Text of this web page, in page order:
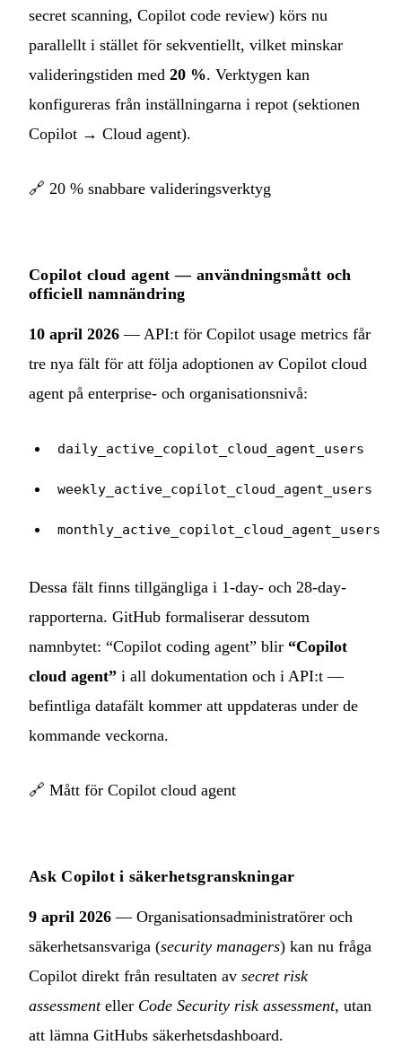
secret scanning, Copilot code review) körs nu
parallellt i stället för sekventiellt, vilket minskar
valideringstiden med 20 %. Verktygen kan
konfigureras från inställningarna i repot (sektionen
Copilot → Cloud agent).
🔗 20 % snabbare valideringsverktyg
Copilot cloud agent — användningsmått och
officiell namnändring
10 april 2026 — API:t för Copilot usage metrics får
tre nya fält för att följa adoptionen av Copilot cloud
agent på enterprise- och organisationsnivå:
daily_active_copilot_cloud_agent_users
weekly_active_copilot_cloud_agent_users
monthly_active_copilot_cloud_agent_users
Dessa fält finns tillgängliga i 1-day- och 28-day-
rapporterna. GitHub formaliserar dessutom
namnbytet: “Copilot coding agent” blir “Copilot
cloud agent” i all dokumentation och i API:t —
befintliga datafält kommer att uppdateras under de
kommande veckorna.
🔗 Mått för Copilot cloud agent
Ask Copilot i säkerhetsgranskningar
9 april 2026 — Organisationsadministratörer och
säkerhetsansvariga (security managers) kan nu fråga
Copilot direkt från resultaten av secret risk
assessmenteller Code Security risk assessment, utan
att lämna GitHubs säkerhetsdashboard.